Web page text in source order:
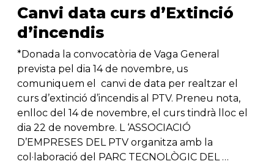
Canvi data curs d’Extinció
d’incendis
*Donada la convocatòria de Vaga General
prevista pel dia 14 de novembre, us
comuniquem el canvi de data per realtzar el
curs d’extinció d’incendis al PTV. Preneu nota,
enlloc del 14 de novembre, el curs tindrà lloc el
dia 22 de novembre. L ‘ASSOCIACIÓ
D’EMPRESES DEL PTV organitza amb la
col·laboració del PARC TECNOLÒGIC DEL …